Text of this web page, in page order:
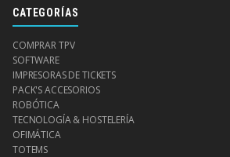
CATEGORÍAS
COMPRAR TPV
SOFTWARE
IMPRESORAS DE TICKETS
PACK'S ACCESORIOS
ROBÓTICA
TECNOLOGÍA & HOSTELERÍA
OFIMÁTICA
TOTEMS